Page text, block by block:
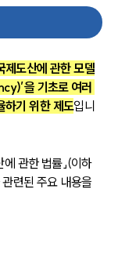
도산에 관한 모델
을 기초로 여러
하기 위한 제도입니
관한 법률」(이하
련된 주요 내용을